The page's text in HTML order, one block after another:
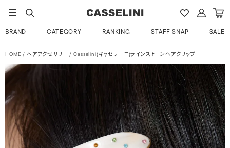
BRAND CATEGORY RANKING STAFF SNAP SALE
HOME ヘアアクセサリー Casselini(キャセリーニ)ラインストーンヘアクリップ